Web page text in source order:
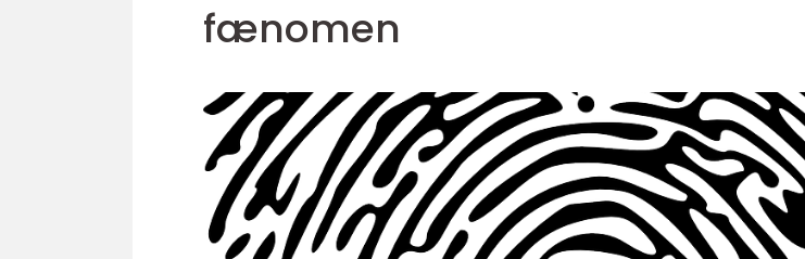
fænomen